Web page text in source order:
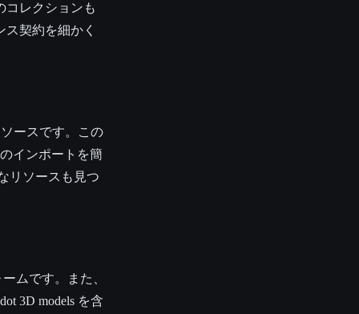
コレクションも
契約を細かく
ースです。この
インポートを簡
リソースも見つ
ムです。また、
3D models を含